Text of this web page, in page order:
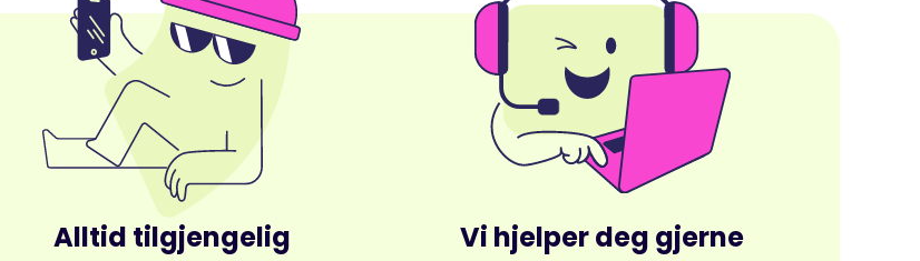
Alltid tilgjengelig Vi hjelper deg gjerne